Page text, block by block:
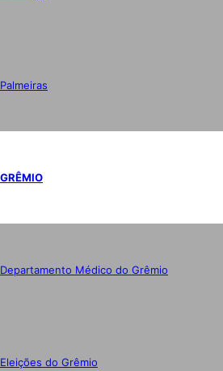
Palmeiras
GRÊMIO
Departamento Médico do Grêmio
Eleições do Grêmio